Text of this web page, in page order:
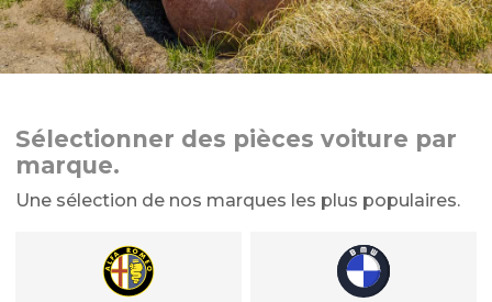
Sélectionner des pièces voiture par
marque.
Une sélection de nos marques les plus populaires.